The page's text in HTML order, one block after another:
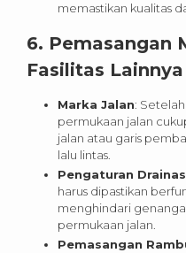
memastikan kualitas
6. Pemasangan
Fasilitas Lainnya
Marka Jalan:
permukaan jalan
jalan atau garis
lalu lintas.
Pengaturan
harus dipastikan
menghindari
permukaan jalan.
Pemasangan